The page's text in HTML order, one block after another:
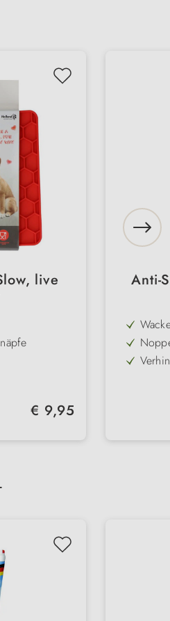
live
Regulärer Preis:
€ 9,95
Anti-
zum